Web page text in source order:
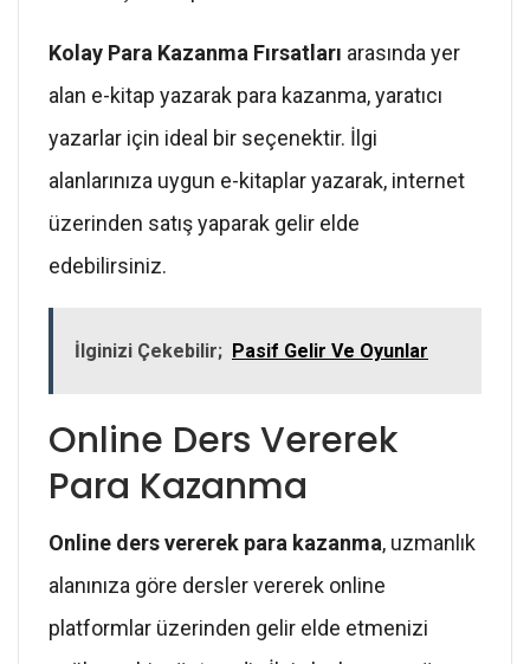
Kolay Para Kazanma Fırsatları arasında yer
alan e-kitap yazarak para kazanma, yaratıcı
yazarlar için ideal bir seçenektir. İlgi
alanlarınıza uygun e-kitaplar yazarak, internet
üzerinden satış yaparak gelir elde
edebilirsiniz.
İlginizi Çekebilir; Pasif Gelir Ve Oyunlar
Online Ders Vererek
Para Kazanma
Online ders vererek para kazanma, uzmanlık
alanınıza göre dersler vererek online
platformlar üzerinden gelir elde etmenizi